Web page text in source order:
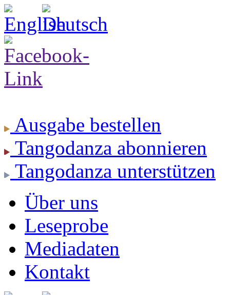
Ausgabe bestellen
Tangodanza abonnieren
Tangodanza unterstützen
Über uns
Leseprobe
Mediadaten
Kontakt